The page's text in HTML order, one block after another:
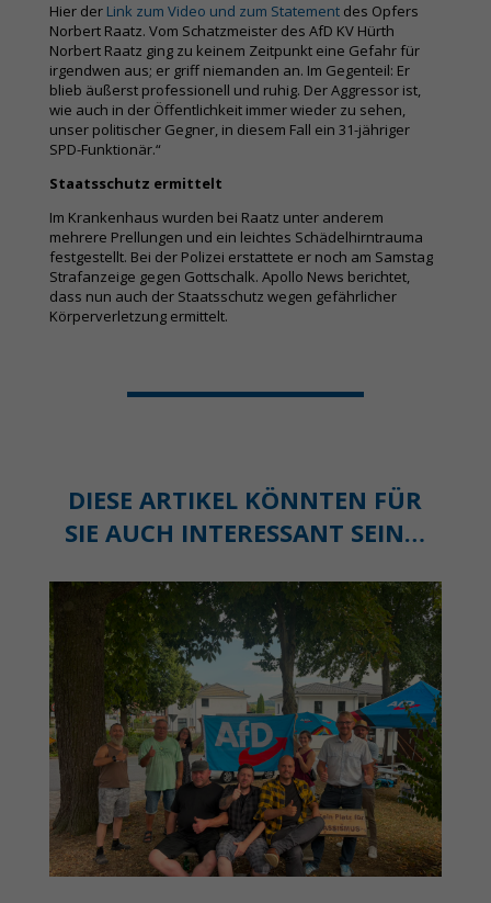
Hier der Link zum Video und zum Statementdes Opfers
Norbert Raatz. Vom Schatzmeister des AfD KV Hürth
Norbert Raatz ging zu keinem Zeitpunkt eine Gefahr für
irgendwen aus; er griff niemanden an. Im Gegenteil: Er
blieb äußerst professionell und ruhig. Der Aggressor ist,
wie auch in der Öffentlichkeit immer wieder zu sehen,
unser politischer Gegner, in diesem Fall ein 31-jähriger
SPD-Funktionär.“
Staatsschutz ermittelt
Im Krankenhaus wurden bei Raatz unter anderem
mehrere Prellungen und ein leichtes Schädelhirntrauma
festgestellt. Bei der Polizei erstattete er noch am Samstag
Strafanzeige gegen Gottschalk. Apollo News berichtet,
dass nun auch der Staatsschutz wegen gefährlicher
Körperverletzung ermittelt.
DIESE ARTIKEL KÖNNTEN FÜR
SIE AUCH INTERESSANT SEIN…